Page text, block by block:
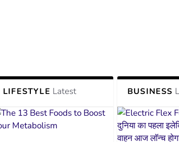
LIFESTYLE Latest BUSINESS